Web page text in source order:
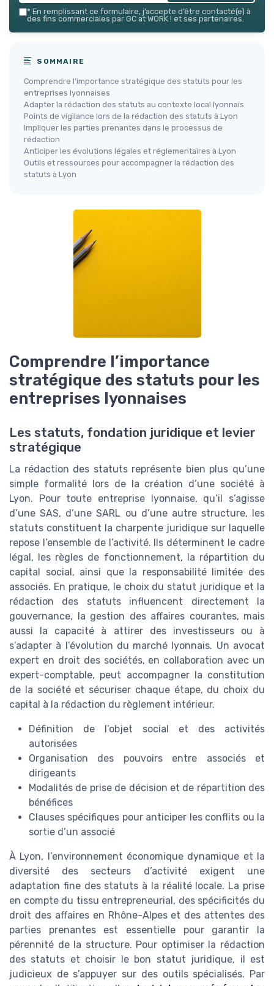
* En remplissant ce formulaire, j’accepte d’être contacté(e) à
des fins commerciales par GC at WORK ! et ses partenaires.
SOMMAIRE
Comprendre l’importance stratégique des statuts pour les
entreprises lyonnaises
Adapter la rédaction des statuts au contexte local lyonnais
Points de vigilance lors de la rédaction des statuts à Lyon
Impliquer les parties prenantes dans le processus de
rédaction
Anticiper les évolutions légales et réglementaires à Lyon
Outils et ressources pour accompagner la rédaction des
statuts à Lyon
Comprendre l’importance
stratégique des statuts pour les
entreprises lyonnaises
Les statuts, fondation juridique et levier
stratégique
La rédaction des statuts représente bien plus qu’une
simple formalité lors de la création d’une société à
Lyon. Pour toute entreprise lyonnaise, qu’il s’agisse
d’une SAS, d’une SARL ou d’une autre structure, les
statuts constituent la charpente juridique sur laquelle
repose l’ensemble de l’activité. Ils déterminent le cadre
légal, les règles de fonctionnement, la répartition du
capital social, ainsi que la responsabilité limitée des
associés. En pratique, le choix du statut juridique et la
rédaction des statuts influencent directement la
gouvernance, la gestion des affaires courantes, mais
aussi la capacité à attirer des investisseurs ou à
s’adapter à l’évolution du marché lyonnais. Un avocat
expert en droit des sociétés, en collaboration avec un
expert-comptable, peut accompagner la constitution
de la société et sécuriser chaque étape, du choix du
capital à la rédaction du règlement intérieur.
Définition de l’objet social et des activités
autorisées
Organisation des pouvoirs entre associés et
dirigeants
Modalités de prise de décision et de répartition des
bénéfices
Clauses spécifiques pour anticiper les conflits ou la
sortie d’un associé
À Lyon, l’environnement économique dynamique et la
diversité des secteurs d’activité exigent une
adaptation fine des statuts à la réalité locale. La prise
en compte du tissu entrepreneurial, des spécificités du
droit des affaires en Rhône-Alpes et des attentes des
parties prenantes est essentielle pour garantir la
pérennité de la structure. Pour optimiser la rédaction
des statuts et choisir le bon statut juridique, il est
judicieux de s’appuyer sur des outils spécialisés. Par